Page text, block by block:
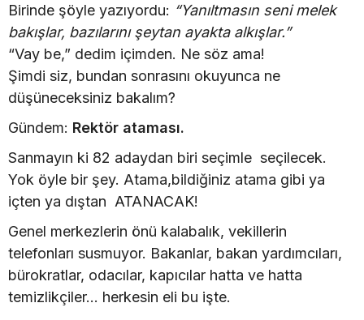
Birinde şöyle yazıyordu: “Yanıltmasın seni melek
bakışlar, bazılarını şeytan ayakta alkışlar.”
“Vay be,” dedim içimden. Ne söz ama!
Şimdi siz, bundan sonrasını okuyunca ne
düşüneceksiniz bakalım?
Gündem: Rektör ataması.
Sanmayın ki 82 adaydan biri seçimle seçilecek.
Yok öyle bir şey. Atama,bildiğiniz atama gibi ya
içten ya dıştan ATANACAK!
Genel merkezlerin önü kalabalık, vekillerin
telefonları susmuyor. Bakanlar, bakan yardımcıları,
bürokratlar, odacılar, kapıcılar hatta ve hatta
temizlikçiler… herkesin eli bu işte.